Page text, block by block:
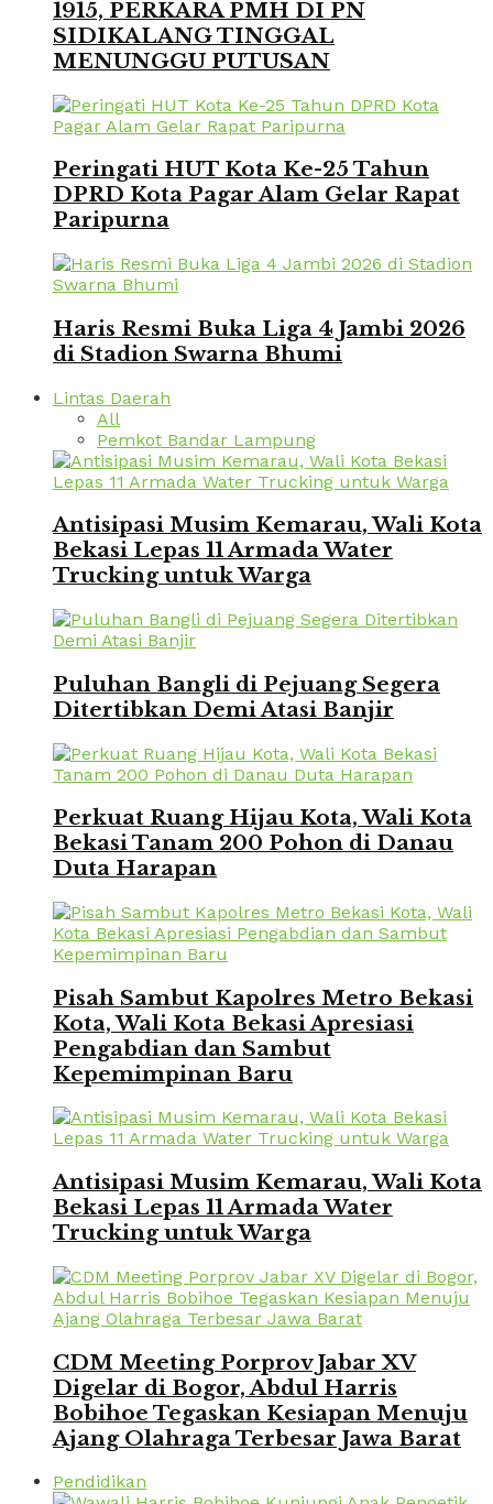
1915, PERKARA PMH DI PN
SIDIKALANG TINGGAL
MENUNGGU PUTUSAN
Peringati HUT Kota Ke-25 Tahun
DPRD Kota Pagar Alam Gelar Rapat
Paripurna
Haris Resmi Buka Liga 4 Jambi 2026
di Stadion Swarna Bhumi
Lintas Daerah
All
Pemkot Bandar Lampung
Antisipasi Musim Kemarau, Wali Kota
Bekasi Lepas 11 Armada Water
Trucking untuk Warga
Puluhan Bangli di Pejuang Segera
Ditertibkan Demi Atasi Banjir
Perkuat Ruang Hijau Kota, Wali Kota
Bekasi Tanam 200 Pohon di Danau
Duta Harapan
Pisah Sambut Kapolres Metro Bekasi
Kota, Wali Kota Bekasi Apresiasi
Pengabdian dan Sambut
Kepemimpinan Baru
Antisipasi Musim Kemarau, Wali Kota
Bekasi Lepas 11 Armada Water
Trucking untuk Warga
CDM Meeting Porprov Jabar XV
Digelar di Bogor, Abdul Harris
Bobihoe Tegaskan Kesiapan Menuju
Ajang Olahraga Terbesar Jawa Barat
Pendidikan